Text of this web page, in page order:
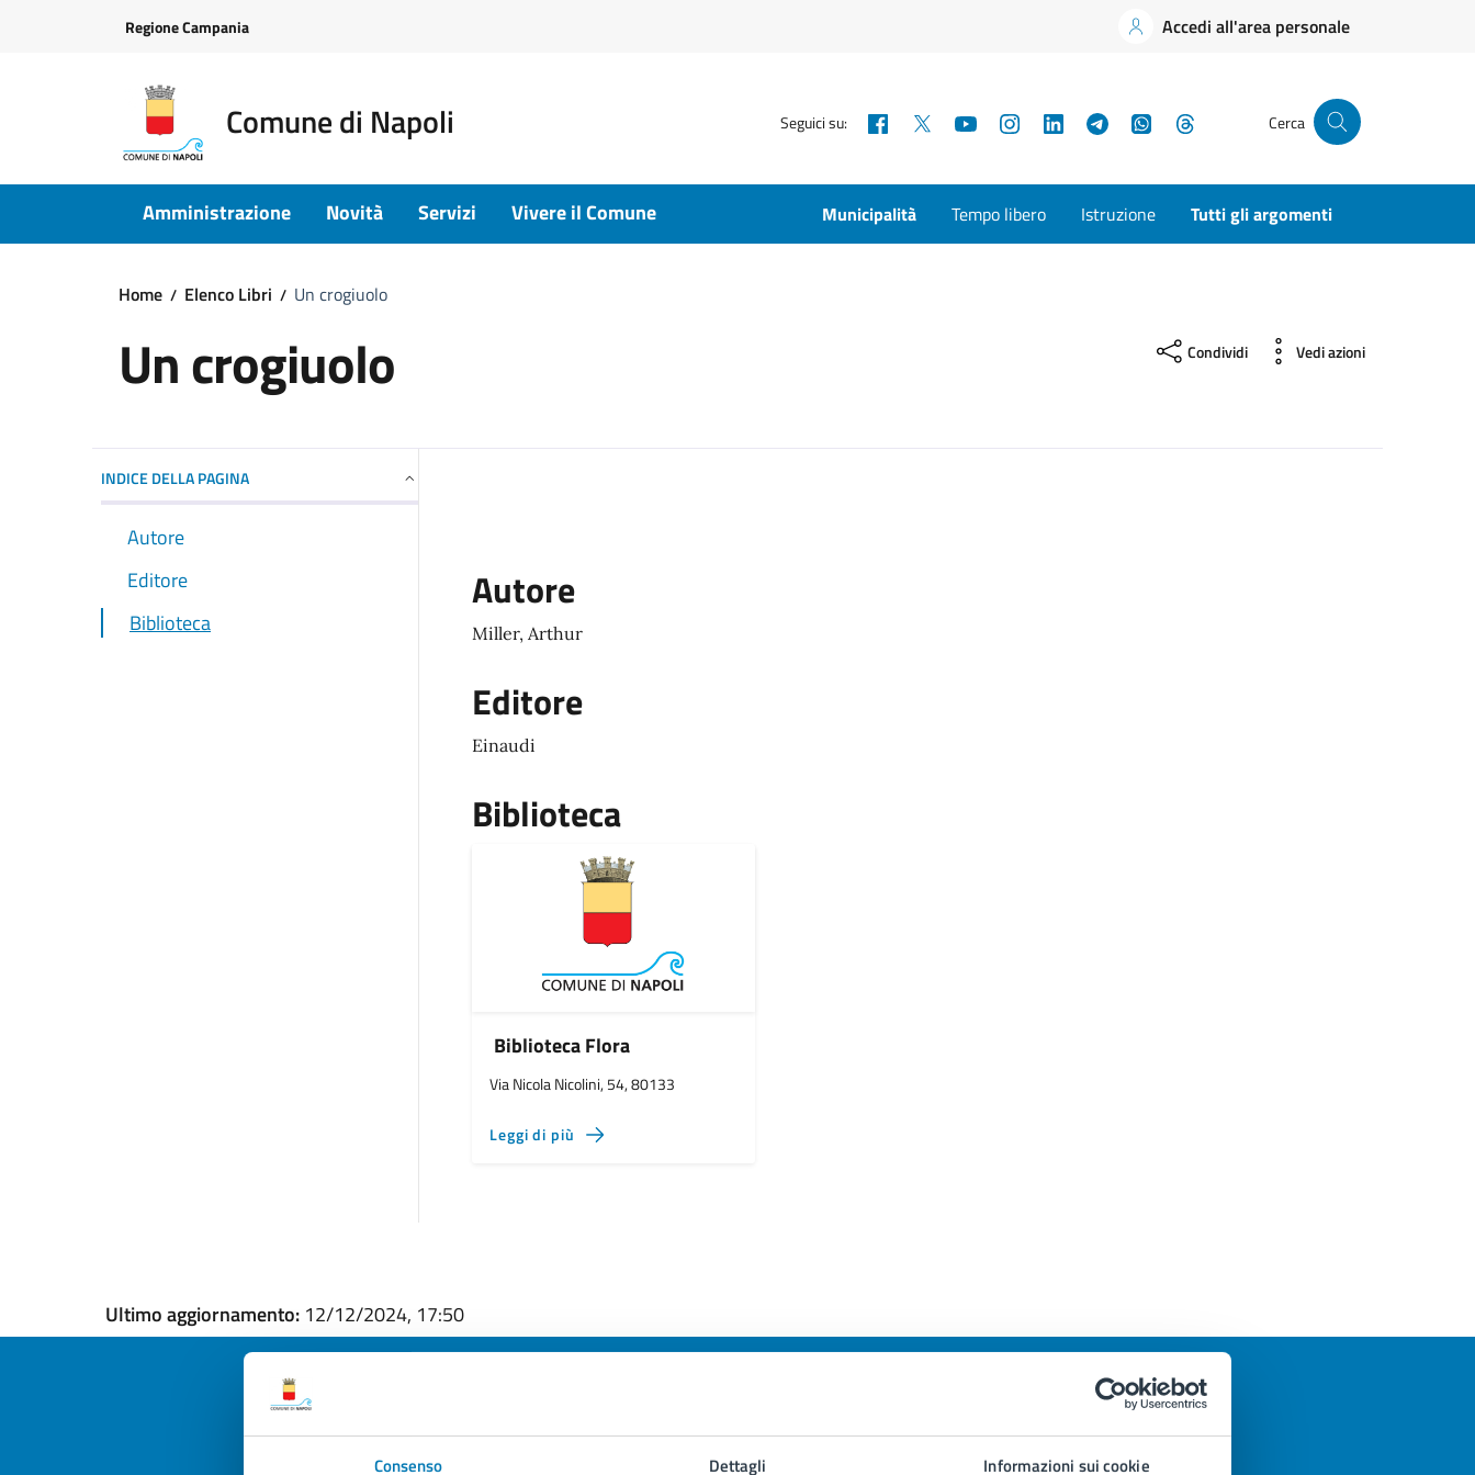
Consenso Dettagli Informazioni sui cookie
Regione Campania Accedi all'area personale
Comune di Napoli Seguici su: Facebook YouTubeInstagramLinkedInTelegramWhatsApp Cerca
Amministrazione Novità Servizi Vivere il Comune Municipalità Tempo libero Istruzione Tutti gli argomenti
Home Elenco Libri Un crogiuolo
Un crogiuolo Condividi Vedi azioni
INDICE DELLA PAGINA
Autore
Editore
Biblioteca
Autore
Miller, Arthur
Editore
Einaudi
Biblioteca
Biblioteca Flora
Via Nicola Nicolini, 54, 80133
Leggi di più
Ultimo aggiornamento: 12/12/2024, 17:50